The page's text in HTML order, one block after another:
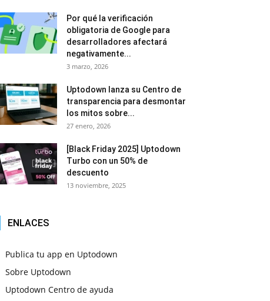
Por qué la verificación
obligatoria de Google para
desarrolladores afectará
negativamente...
3 marzo, 2026
Uptodown lanza su Centro de
transparencia para desmontar
los mitos sobre...
27 enero, 2026
[Black Friday 2025] Uptodown
Turbo con un 50% de
descuento
13 noviembre, 2025
ENLACES
Publica tu app en Uptodown
Sobre Uptodown
Uptodown Centro de ayuda